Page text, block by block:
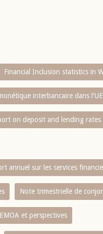
Financial Inclusion statistics in
interbancaire dans
on deposit and lending rates
annuel sur les services
Note trimestrielle de
et perspectives